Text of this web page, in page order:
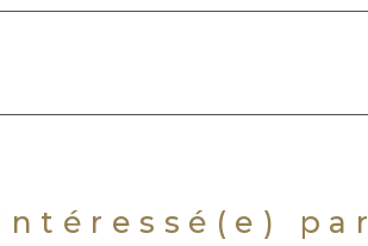
Intéressé(e) par